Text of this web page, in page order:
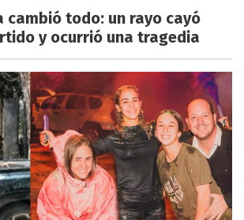
cambió todo: un rayo cayó
y ocurrió una tragedia